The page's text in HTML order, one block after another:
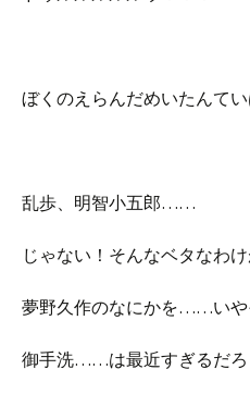
ぼくのえらんだめいたんてい
乱歩、明智小五郎……
じゃない！そんなベタなわけ
夢野久作のなにかを……いや
御手洗……は最近すぎるだろ